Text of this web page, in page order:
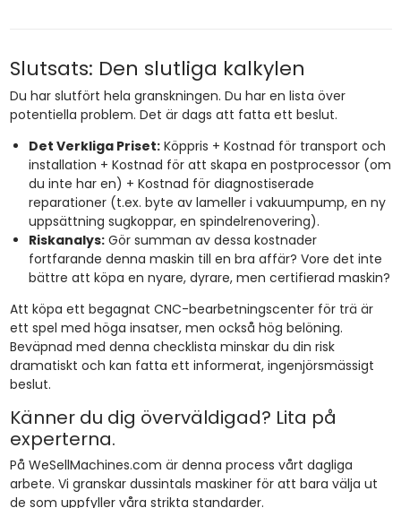
Slutsats: Den slutliga kalkylen
Du har slutfört hela granskningen. Du har en lista över
potentiella problem. Det är dags att fatta ett beslut.
Det Verkliga Priset:Köppris + Kostnad för transport och
installation + Kostnad för att skapa en postprocessor (om
du inte har en) + Kostnad för diagnostiserade
reparationer (t.ex. byte av lameller i vakuumpump, en ny
uppsättning sugkoppar, en spindelrenovering).
Riskanalys:Gör summan av dessa kostnader
fortfarande denna maskin till en bra affär? Vore det inte
bättre att köpa en nyare, dyrare, men certifierad maskin?
Att köpa ett begagnat CNC-bearbetningscenter för trä är
ett spel med höga insatser, men också hög belöning.
Beväpnad med denna checklista minskar du din risk
dramatiskt och kan fatta ett informerat, ingenjörsmässigt
beslut.
Känner du dig överväldigad? Lita på
experterna.
På WeSellMachines.com är denna process vårt dagliga
arbete. Vi granskar dussintals maskiner för att bara välja ut
de som uppfyller våra strikta standarder.